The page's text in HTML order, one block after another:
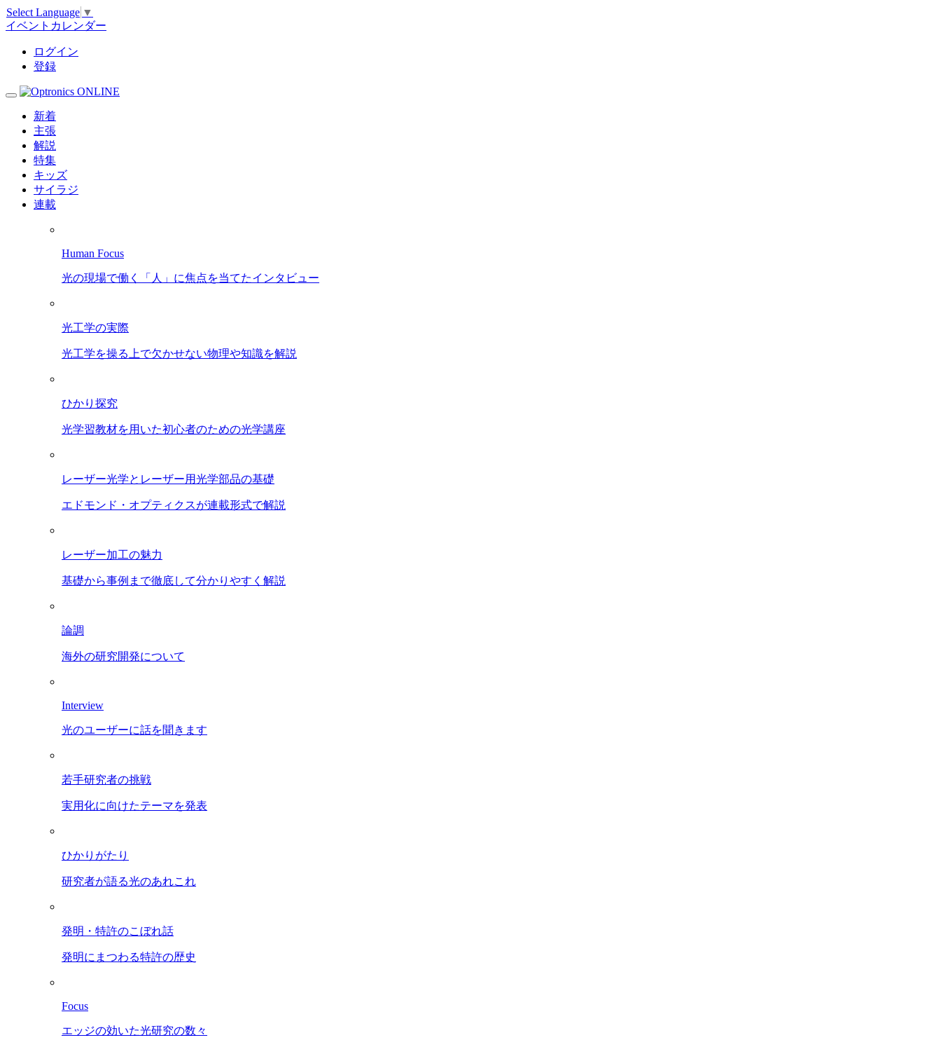
Select Language ▼
イベントカレンダー
ログイン
登録
新着
主張
解説
特集
キッズ
サイラジ
連載
Human Focus
光の現場で働く「人」に焦点を当てたインタビュー
光工学の実際
光工学を操る上で欠かせない物理や知識を解説
ひかり探究
光学習教材を用いた初心者のための光学講座
レーザー光学とレーザー用光学部品の基礎
エドモンド・オプティクスが連載形式で解説
レーザー加工の魅力
基礎から事例まで徹底して分かりやすく解説
論調
海外の研究開発について
Interview
光のユーザーに話を聞きます
若手研究者の挑戦
実用化に向けたテーマを発表
ひかりがたり
研究者が語る光のあれこれ
発明・特許のこぼれ話
発明にまつわる特許の歴史
Focus
エッジの効いた光研究の数々